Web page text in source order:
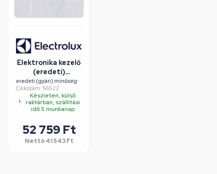
Elektronika kezelő
(eredeti)
ELECTROLUX
szárítógép
eredeti (gyári) minőség•
Cikkszám: 56522
Készleten, külső
raktárban, szállítási
idő 5 munkanap
52 759 Ft
Nettó 41 543 Ft